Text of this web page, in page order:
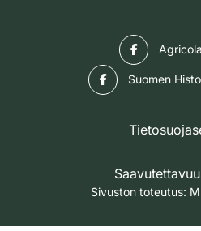
Suomen
Sivuston toteutus: